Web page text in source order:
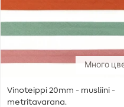
Много
Vinoteippi 20mm - musliini -
metritavarana.